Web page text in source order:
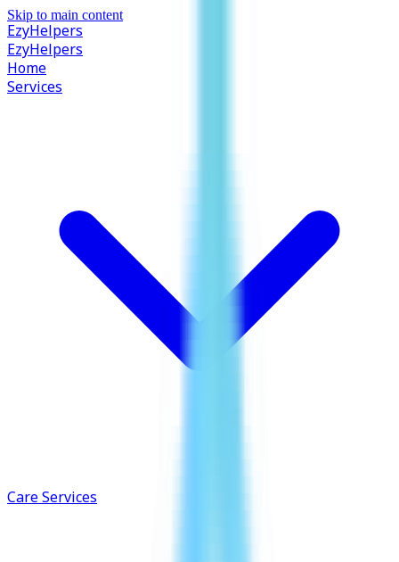
Skip to main content
EzyHelpers
EzyHelpers
Home
Services
Care Services